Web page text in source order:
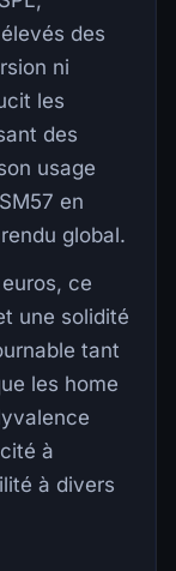
des
ni
les
des
usage
en
global.
ce
une solidité
tant
les home
à
à divers